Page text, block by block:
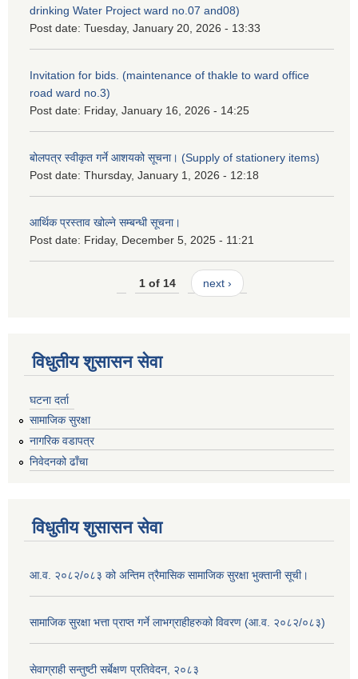
drinking Water Project ward no.07 and08)
Post date: Tuesday, January 20, 2026 - 13:33
Invitation for bids. (maintenance of thakle to ward office
road ward no.3)
Post date: Friday, January 16, 2026 - 14:25
बोलपत्र स्वीकृत गर्ने आशयको सूचना। (Supply of stationery items)
Post date: Thursday, January 1, 2026 - 12:18
आर्थिक प्रस्ताव खोल्ने सम्बन्धी सूचना।
Post date: Friday, December 5, 2025 - 11:21
1 of 14 next ›
विधुतीय शुसासन सेवा
घटना दर्ता
सामाजिक सुरक्षा
नागरिक वडापत्र
निवेदनको ढाँचा
विधुतीय शुसासन सेवा
आ.व. २०८२/०८३ को अन्तिम त्रैमासिक सामाजिक सुरक्षा भुक्तानी सूची।
सामाजिक सुरक्षा भत्ता प्राप्त गर्ने लाभग्राहीहरुको विवरण (आ.व. २०८२/०८३)
सेवाग्राही सन्तुष्टी सर्बेक्षण प्रतिवेदन, २०८३